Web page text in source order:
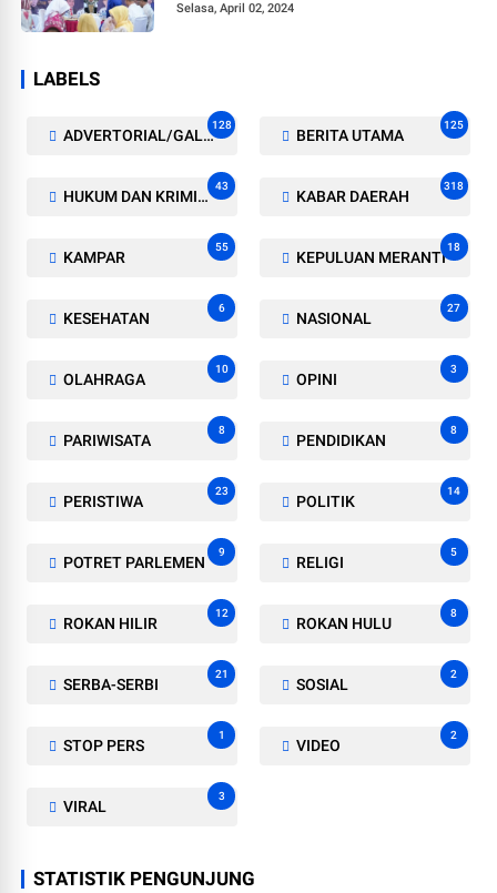
Selasa, April 02, 2024
LABELS
ADVERTORIAL/GALERI
128
BERITA UTAMA
125
HUKUM DAN KRIMINAL
43
KABAR DAERAH
318
KAMPAR
55
KEPULUAN MERANTI
18
KESEHATAN
6
NASIONAL
27
OLAHRAGA
10
OPINI
3
PARIWISATA
8
PENDIDIKAN
8
PERISTIWA
23
POLITIK
14
POTRET PARLEMEN
9
RELIGI
5
ROKAN HILIR
12
ROKAN HULU
8
SERBA-SERBI
21
SOSIAL
2
STOP PERS
1
VIDEO
2
VIRAL
3
STATISTIK PENGUNJUNG